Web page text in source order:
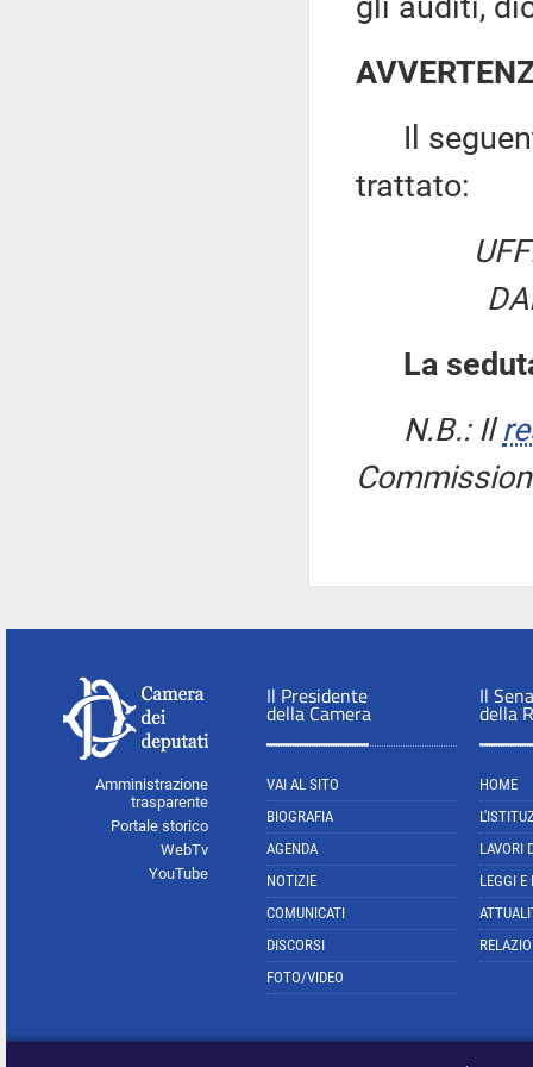
Il
trattato:
La
N.B.: Il
Amministrazione
trasparente
Portale storico
WebTv
YouTube
Il Presidente
della Camera
VAI AL SITO
BIOGRAFIA
AGENDA
NOTIZIE
COMUNICATI
DISCORSI
FOTO/VIDEO
Il
della
HOME
LAVORI
LEGGI E